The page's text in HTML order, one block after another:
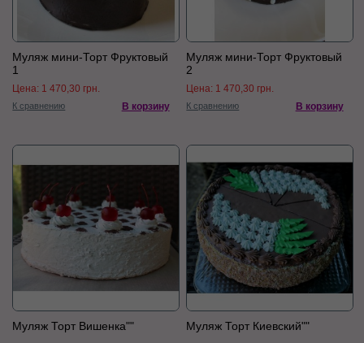
Муляж мини-Торт Фруктовый
1
Цена: 1 470,30 грн.
К сравнению В корзину
Муляж мини-Торт Фруктовый
2
Цена: 1 470,30 грн.
К сравнению В корзину
Муляж Торт Вишенка"" Муляж Торт Киевский""